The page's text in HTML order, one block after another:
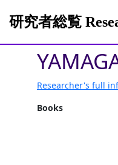
研究者総覧
Researcher's full
Books